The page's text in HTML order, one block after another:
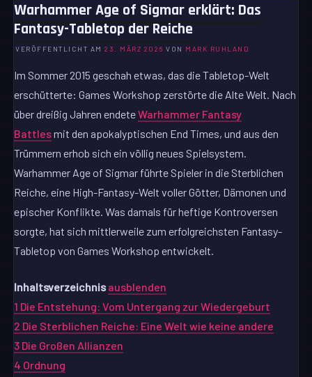
Warhammer Age of Sigmar erklärt: Das
Fantasy-Tabletop der Reiche
VERÖFFENTLICHT AM23. MÄRZ 2026 VON MARK RUHLAND
Im Sommer 2015 geschah etwas, das die Tabletop-Welt
erschütterte: Games Workshop zerstörte die Alte Welt. Nach
über dreißig Jahren endeteWarhammer Fantasy
Battlesmit den apokalyptischen End Times, und aus den
Trümmern erhob sich ein völlig neues Spielsystem.
Warhammer Age of Sigmar führte Spieler in die Sterblichen
Reiche, eine High-Fantasy-Welt voller Götter, Dämonen und
epischer Konflikte. Was damals für heftige Kontroversen
sorgte, hat sich mittlerweile zum erfolgreichsten Fantasy-
Tabletop von Games Workshop entwickelt.
Inhaltsverzeichnis ausblenden
1 Die Entstehung: Vom Untergang zur Wiedergeburt
2 Die Sterblichen Reiche: Eine Welt wie keine andere
3 Die Großen Allianzen
4 Ordnung